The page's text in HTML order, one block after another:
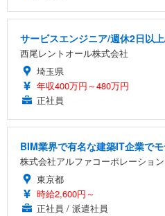
サービスエンジニア/週休2日以
西尾レントオール株式会社
埼玉県
年収400万円～480万円
正社員
BIM業界で有名な建築IT企業で
株式会社アルファコーポレーション
東京都
時給2,600円～
正社員 / 派遣社員